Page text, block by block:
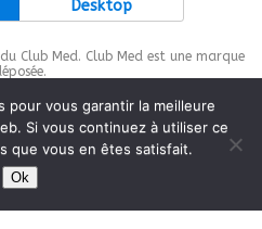
Desktop
Club Med. Club Med est une marque
bywp-copyrightpro.com
pour vous garantir la meilleure
Si vous continuez à utiliser ce
que vous en êtes satisfait.
Ok